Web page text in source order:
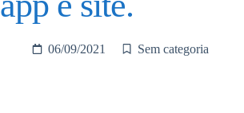
06/09/2021 Sem categoria